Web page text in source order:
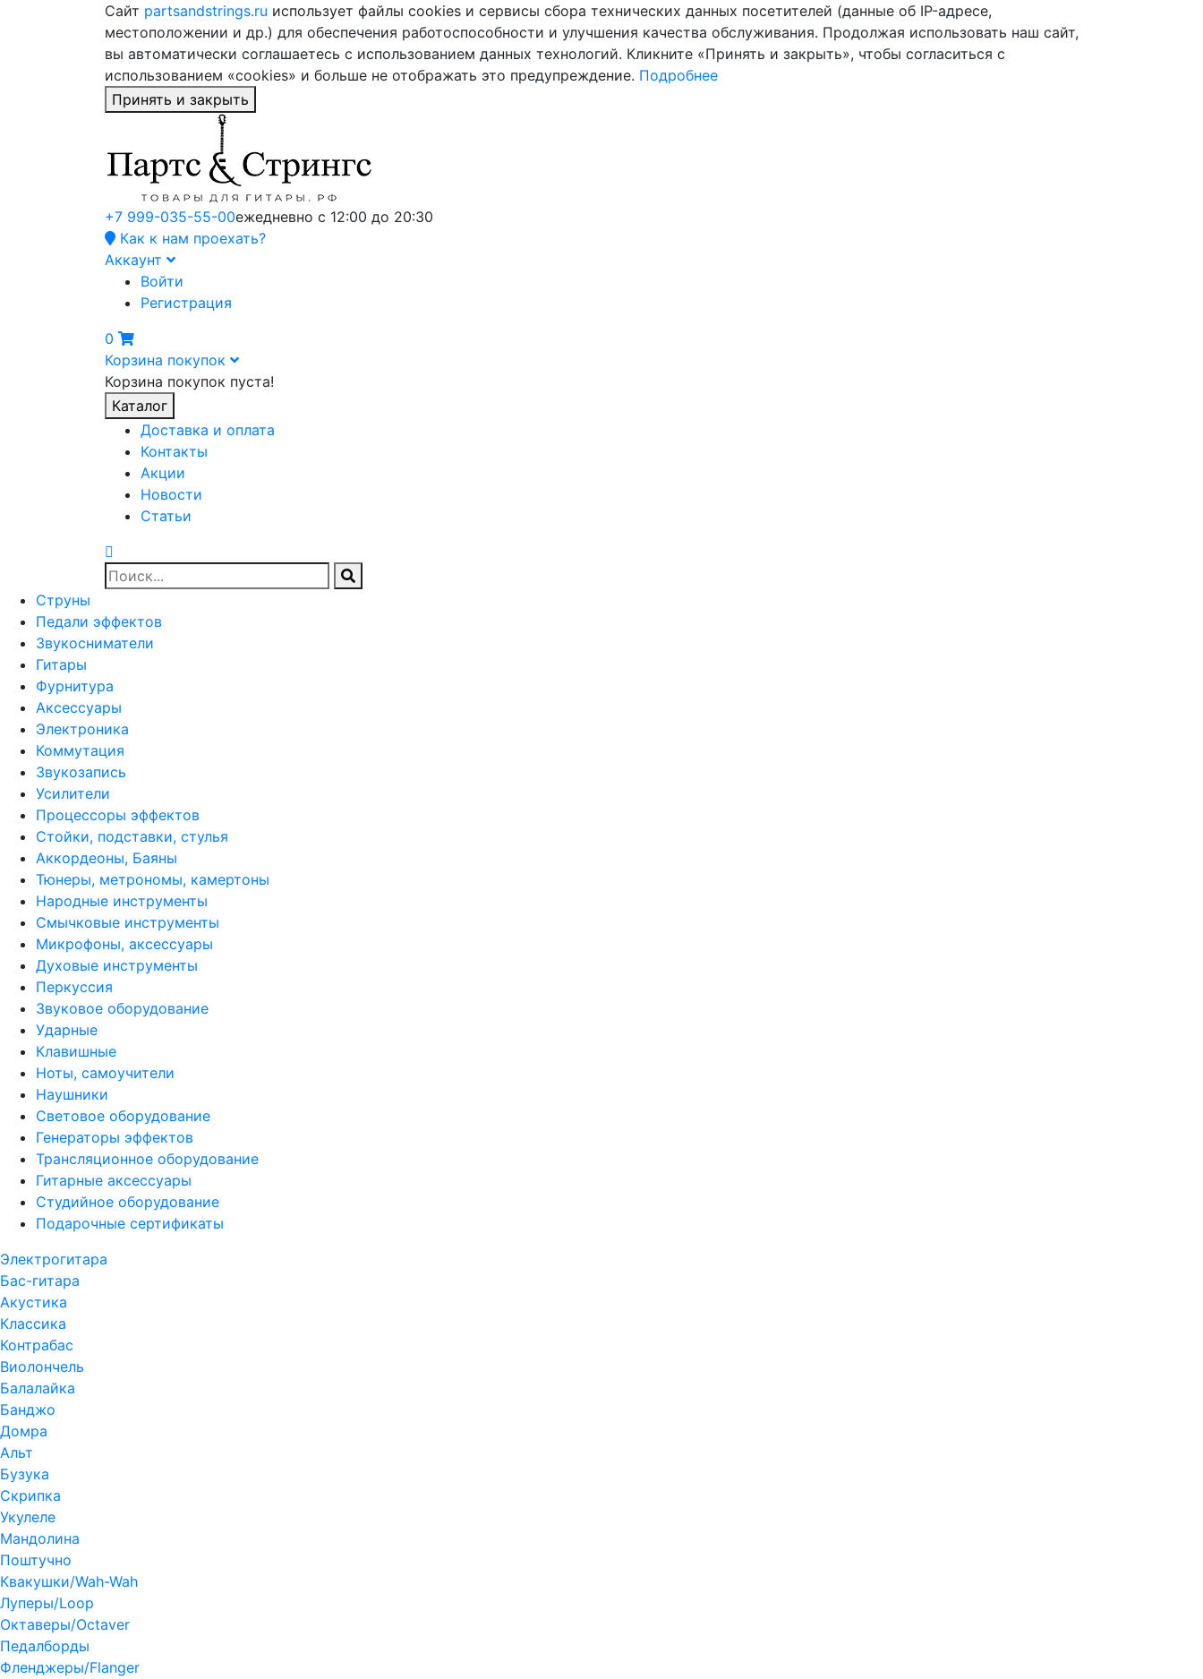
Сайт partsandstrings.ru использует файлы cookies и сервисы сбора технических данных посетителей (данные об IP-адресе,
местоположении и др.) для обеспечения работоспособности и улучшения качества обслуживания. Продолжая использовать наш сайт,
вы автоматически соглашаетесь с использованием данных технологий. Кликните «Принять и закрыть», чтобы согласиться с
использованием «cookies» и больше не отображать это предупреждение. Подробнее
Принять и закрыть
+7 999-035-55-00ежедневно с 12:00 до 20:30
Как к нам проехать?
Аккаунт
Войти
Регистрация
0
Корзина покупок
Корзина покупок пуста!
Каталог
Доставка и оплата
Контакты
Акции
Новости
Статьи
Струны
Педали эффектов
Звукосниматели
Гитары
Фурнитура
Аксессуары
Электроника
Коммутация
Звукозапись
Усилители
Процессоры эффектов
Стойки, подставки, стулья
Аккордеоны, Баяны
Тюнеры, метрономы, камертоны
Народные инструменты
Смычковые инструменты
Микрофоны, аксессуары
Духовые инструменты
Перкуссия
Звуковое оборудование
Ударные
Клавишные
Ноты, самоучители
Наушники
Световое оборудование
Генераторы эффектов
Трансляционное оборудование
Гитарные аксессуары
Студийное оборудование
Подарочные сертификаты
Электрогитара
Бас-гитара
Акустика
Классика
Контрабас
Виолончель
Балалайка
Банджо
Домра
Альт
Бузука
Скрипка
Укулеле
Мандолина
Поштучно
Квакушки/Wah-Wah
Луперы/Loop
Октаверы/Octaver
Педалборды
Фленджеры/Flanger